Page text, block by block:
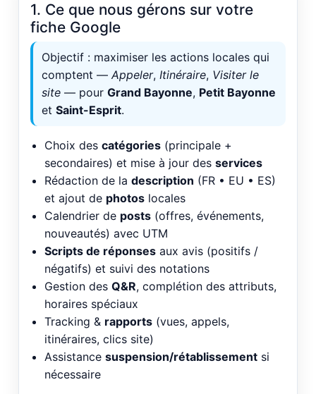
1. Ce que nous gérons sur votre
fiche Google
Objectif : maximiser les actions locales qui
comptent — Appeler, Itinéraire, Visiter le
site — pour Grand Bayonne, Petit Bayonne
et Saint-Esprit.
Choix des catégories (principale +
secondaires) et mise à jour des services
Rédaction de la description (FR • EU • ES)
et ajout de photos locales
Calendrier de posts (offres, événements,
nouveautés) avec UTM
Scripts de réponses aux avis (positifs /
négatifs) et suivi des notations
Gestion des Q&R, complétion des attributs,
horaires spéciaux
Tracking & rapports (vues, appels,
itinéraires, clics site)
Assistance suspension/rétablissement si
nécessaire